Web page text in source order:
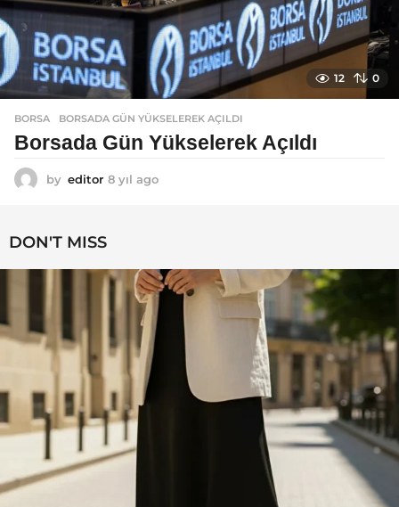
12 0
BORSA BORSADA GÜN YÜKSELEREK AÇILDI
Borsada Gün Yükselerek Açıldı
by editor 8 yıl ago
o
DON'T MISS